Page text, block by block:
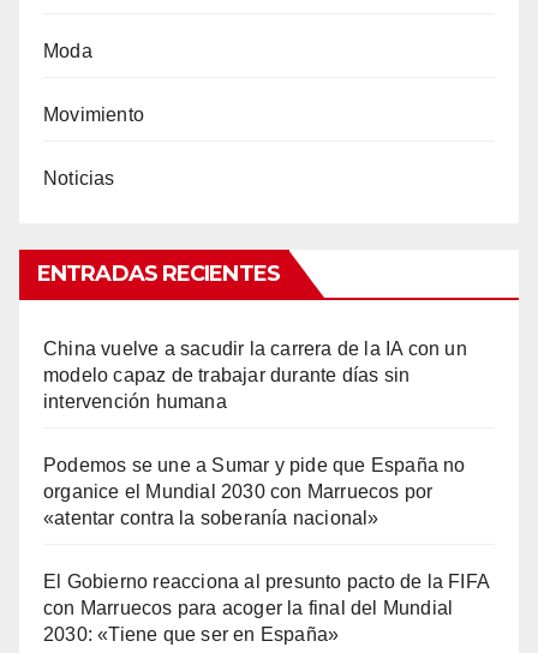
Moda
Movimiento
Noticias
ENTRADAS RECIENTES
China vuelve a sacudir la carrera de la IA con un
modelo capaz de trabajar durante días sin
intervención humana
Podemos se une a Sumar y pide que España no
organice el Mundial 2030 con Marruecos por
«atentar contra la soberanía nacional»
El Gobierno reacciona al presunto pacto de la FIFA
con Marruecos para acoger la final del Mundial
2030: «Tiene que ser en España»